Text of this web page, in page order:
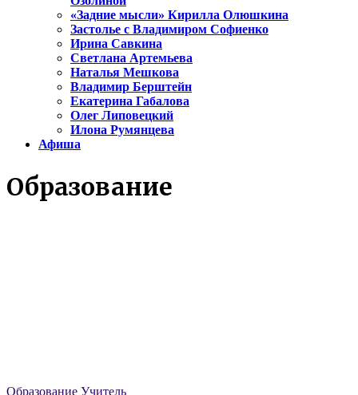
«Задние мысли» Кирилла Олюшкина
Застолье с Владимиром Софиенко
Ирина Савкина
Светлана Артемьева
Наталья Мешкова
Владимир Берштейн
Екатерина Габалова
Олег Липовецкий
Илона Румянцева
Афиша
Образование
Образование Учитель